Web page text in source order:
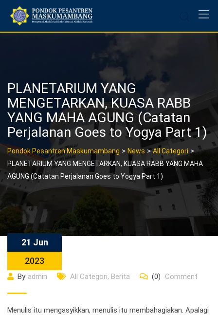
content
PLANETARIUM YANG
MENGETARKAN, KUASA RABB
YANG MAHA AGUNG (Catatan
Perjalanan Goes to Yogya Part 1)
Pondok Pesantren Maskumambang > News >All Categori >
PLANETARIUM YANG MENGETARKAN, KUASA RABB YANG MAHA
AGUNG (Catatan Perjalanan Goes to Yogya Part 1)
21 Jun
2023
By admin All Categori, Berita (0) Comment
Menulis itu mengasyikkan, menulis itu membahagiakan. Apalagi